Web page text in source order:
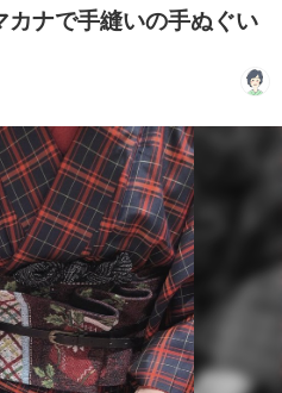
カナで手縫いの手ぬぐい